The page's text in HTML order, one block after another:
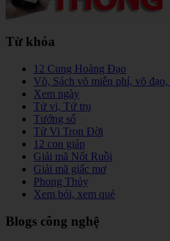
Từ khóa
12 Cung Hoàng Đạo
Võ, Sách võ miễn phí, võ
Xem ngày
Tử vi, Tứ trụ
Tướng số
Tử Vi Trọn Đời
12 con giáp
Giải mã Nốt Ruồi
Giải mã giấc mơ
Phong Thủy
Xem bói, xem quẻ
Blogs công nghệ